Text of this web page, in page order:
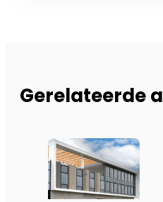
Gerelateerde